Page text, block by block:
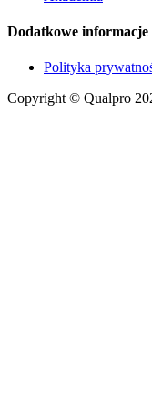
Dodatkowe informacje
Polityka
Copyright © Qualpro